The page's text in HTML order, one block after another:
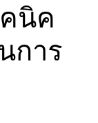
นิค
การ